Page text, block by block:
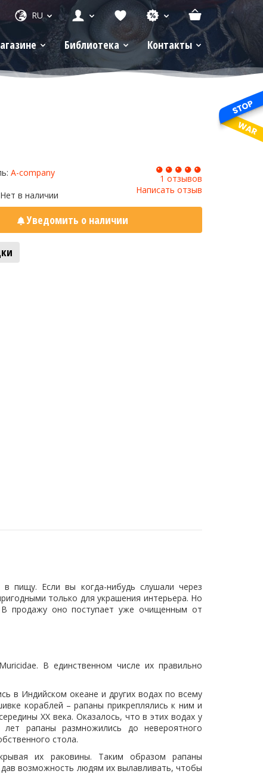
RU
Библиотека Контакты
A-company
в наличии
1 отзывов
Написать отзыв
Уведомить о наличии
пищу. Если вы когда-нибудь слушали через
только для украшения интерьера. Но
В продажу оно поступает уже очищенным от
В единственном числе их правильно
в Индийском океане и других водах по всему
кораблей – рапаны прикреплялись к ним и
ХХ века. Оказалось, что в этих водах у
рапаны размножились до невероятного
стола.
их раковины. Таким образом рапаны
возможность людям их вылавливать, чтобы